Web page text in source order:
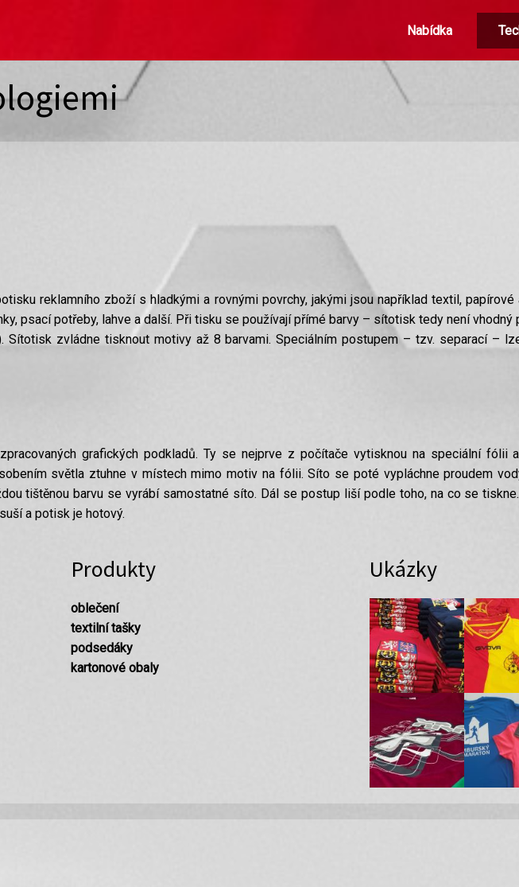
Nabídka
reklamního zboží s hladkými a rovnými povrchy, jakými jsou například textil,
psací potřeby, lahve a další. Při tisku se používají přímé barvy – sítotisk tedy není vhodný
Sítotisk zvládne tisknout motivy až 8 barvami. Speciálním postupem – tzv. separací –
grafických podkladů. Ty se nejprve z počítače vytisknou na speciální fólii
světla ztuhne v místech mimo motiv na fólii. Síto se poté vypláchne proudem
tištěnou barvu se vyrábí samostatné síto. Dál se postup liší podle toho, na co se
a potisk je hotový.
Produkty
oblečení
textilní tašky
podsedáky
kartonové obaly
Ukázky